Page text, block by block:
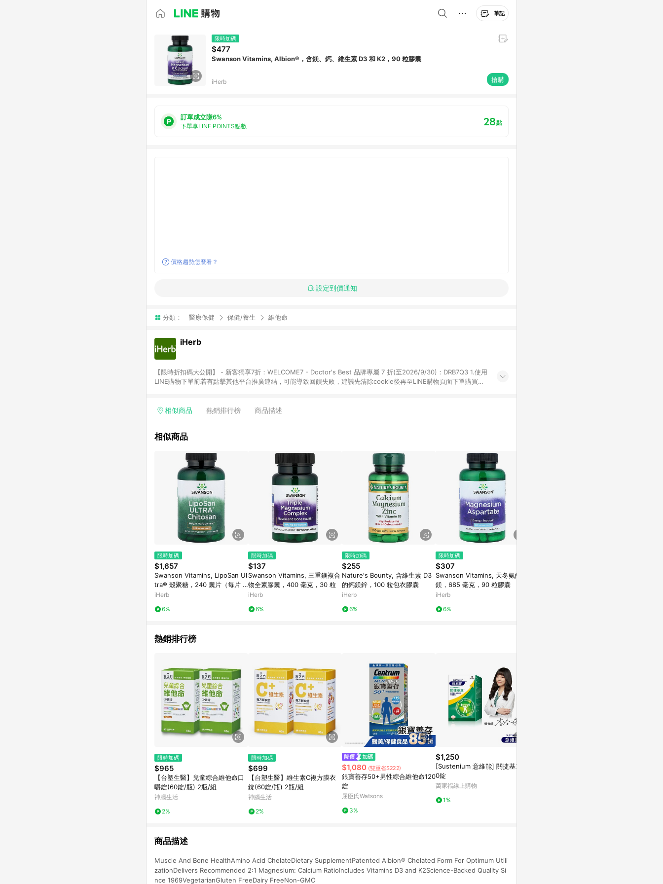
筆記
限時加碼
$477
Swanson Vitamins, Albion®，含鎂、鈣、維生素 D3 和 K2，90 粒膠囊
iHerb 搶購
訂單成立賺6%
下單享LINE POINTS點數 28點
價格趨勢怎麼看？
設定到價通知
分類： 醫療保健 保健/養生 維他命
iHerb
【限時折扣碼大公開】 - 新客獨享7折：WELCOME7 - Doctor's Best 品牌專屬 7 折(至2026/9/30)：DRB7Q3 1.使用
LINE購物下單前若有點擊其他平台推廣連結，可能導致回饋失敗，建議先清除cookie後再至LINE購物頁面下單購買。
勵金） 、英文數字亂數組合，如abc567、xyz987等。） 3. iHerb App下單不符合點數回饋資格。 4.符合贈點資格
需確認訂單回饋資格，僅提供訂購後60天內的訂單查詢。 9.多筆訂單連續下單 : 每一筆訂單皆需獨立從LINE購物完成
相似商品 熱銷排行榜 商品描述
相似商品
限時加碼
$1,657
Swanson Vitamins, LipoSan Ul
tra® 殼聚糖，240 囊片（每片 5
00 毫克）
iHerb
6%
限時加碼
$137
Swanson Vitamins, 三重鎂複合
物全素膠囊，400 毫克，30 粒
iHerb
6%
限時加碼
$255
Nature's Bounty, 含維生素 D3
的鈣鎂鋅，100 粒包衣膠囊
iHerb
6%
限時加碼
$307
Swanson Vitamins, 天冬氨酸
鎂，685 毫克，90 粒膠囊
iHerb
6%
熱銷排行榜
限時加碼
$965
【台塑生醫】兒童綜合維他命口
嚼錠(60錠/瓶) 2瓶/組
神腦生活
2%
限時加碼
$699
【台塑生醫】維生素C複方膜衣
錠(60錠/瓶) 2瓶/組
神腦生活
2%
$1,080 (雙重省$222)
銀寶善存50+男性綜合維他命120
錠
屈臣氏Watsons
3%
$1,250
[Sustenium 意維能] 關捷基立9
0錠
萬家福線上購物
1%
商品描述
Muscle And Bone HealthAmino Acid ChelateDietary SupplementPatented Albion® Chelated Form For Optimum Utili
zationDelivers Recommended 2:1 Magnesium: Calcium RatioIncludes Vitamins D3 and K2Science-Backed Quality Si
nce 1969VegetarianGluten FreeDairy FreeNon-GMO